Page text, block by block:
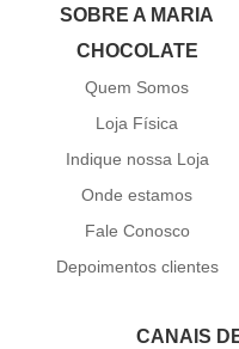
SOBRE A MARIA
CHOCOLATE
Quem Somos
Loja Física
Indique nossa Loja
Onde estamos
Fale Conosco
Depoimentos clientes
CANAIS